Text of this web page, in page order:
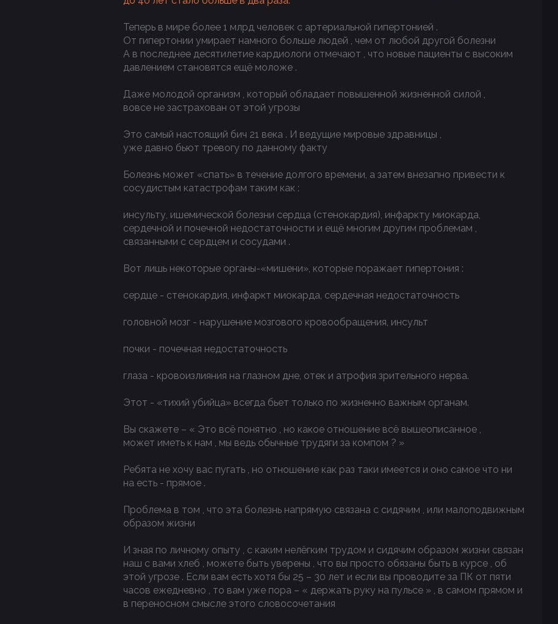
Теперь в мире более 1 млрд человек с артериальной гипертонией .
От гипертонии умирает намного больше людей , чем от любой другой болезни
А в последнее десятилетие кардиологи отмечают , что новые пациенты с высоким
давлением становятся ещё моложе .
Даже молодой организм , который обладает повышенной жизненной силой ,
вовсе не застрахован от этой угрозы
Это самый настоящий бич 21 века . И ведущие мировые здравницы ,
уже давно бьют тревогу по данному факту
Болезнь может «спать» в течение долгого времени, а затем внезапно привести к
сосудистым катастрофам таким как :
инсульту, ишемической болезни сердца (стенокардия), инфаркту миокарда,
сердечной и почечной недостаточности и ещё многим другим проблемам ,
связанными с сердцем и сосудами .
Вот лишь некоторые органы-«мишени», которые поражает гипертония :
сердце - стенокардия, инфаркт миокарда, сердечная недостаточность
головной мозг - нарушение мозгового кровообращения, инсульт
почки - почечная недостаточность
глаза - кровоизлияния на глазном дне, отек и атрофия зрительного нерва.
Этот - «тихий убийца» всегда бьет только по жизненно важным органам.
Вы скажете – « Это всё понятно , но какое отношение всё вышеописанное ,
может иметь к нам , мы ведь обычные трудяги за компом ? »
Ребята не хочу вас пугать , но отношение как раз таки имеется и оно самое что ни
на есть - прямое .
Проблема в том , что эта болезнь напрямую связана с сидячим , или малоподвижным
образом жизни
И зная по личному опыту , с каким нелёгким трудом и сидячим образом жизни связан
наш с вами хлеб , можете быть уверены , что вы просто обязаны быть в курсе , об
этой угрозе . Если вам есть хотя бы 25 – 30 лет и если вы проводите за ПК от пяти
часов ежедневно , то вам уже пора – « держать руку на пульсе » , в самом прямом и
в переносном смысле этого словосочетания